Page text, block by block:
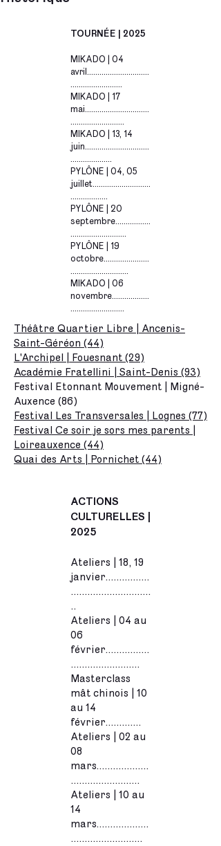
TOURNÉE | 2025
MIKADO | 04
avril..............................
.........................
MIKADO | 17
mai...............................
..........................
MIKADO | 13, 14
juin...............................
....................
PYLÔNE | 04, 05
juillet............................
..................
PYLÔNE | 20
septembre.................
...........................
PYLÔNE | 19
octobre......................
............................
MIKADO | 06
novembre..................
..........................
Théâtre Quartier Libre | Ancenis-
Saint-Géréon (44)
L'Archipel | Fouesnant (29)
Académie Fratellini | Saint-Denis (93)
Festival Etonnant Mouvement | Migné-
Auxence (86)
Festival Les Transversales | Lognes (77)
Festival Ce soir je sors mes parents |
Loireauxence (44)
Quai des Arts | Pornichet (44)
ACTIONS
CULTURELLES |
2025
Ateliers | 18, 19
janvier................
.............................
..
Ateliers | 04 au
06
février................
.........................
Masterclass
mât chinois | 10
au 14
février.............
Ateliers | 02 au
08
mars...................
.........................
Ateliers | 10 au
14
mars...................
..........................